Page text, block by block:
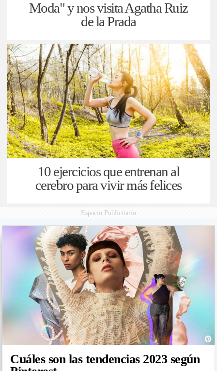
Moda" y nos visita Agatha Ruiz
de la Prada
10 ejercicios que entrenan al
cerebro para vivir más felices
Espacio Publicitario
Cuáles son las tendencias 2023 según